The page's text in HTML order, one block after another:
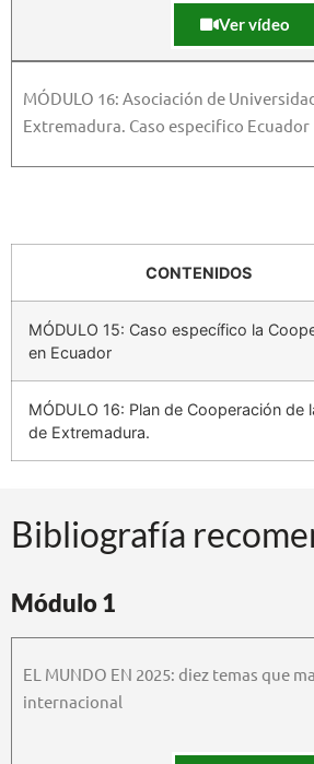
Ver vídeo
MÓDULO 16: Asociación de
Extremadura. Caso especifico Ecuador
CONTENIDOS
MÓDULO 15: Caso específico la
en Ecuador
MÓDULO 16: Plan de Cooperación de
de Extremadura.
Bibliografía
Módulo 1
EL MUNDO EN 2025: diez temas que
internacional